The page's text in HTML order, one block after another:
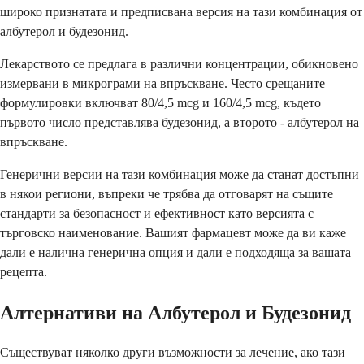
широко признатата и предписвана версия на тази комбинация от
албутерол и будезонид.
Лекарството се предлага в различни концентрации, обикновено
измервани в микрограми на впръскване. Често срещаните
формулировки включват 80/4,5 mcg и 160/4,5 mcg, където
първото число представлява будезонид, а второто - албутерол на
впръскване.
Генерични версии на тази комбинация може да станат достъпни
в някои региони, въпреки че трябва да отговарят на същите
стандарти за безопасност и ефективност като версията с
търговско наименование. Вашият фармацевт може да ви каже
дали е налична генерична опция и дали е подходяща за вашата
рецепта.
Алтернативи на Албутерол и Будезонид
Съществуват няколко други възможности за лечение, ако тази